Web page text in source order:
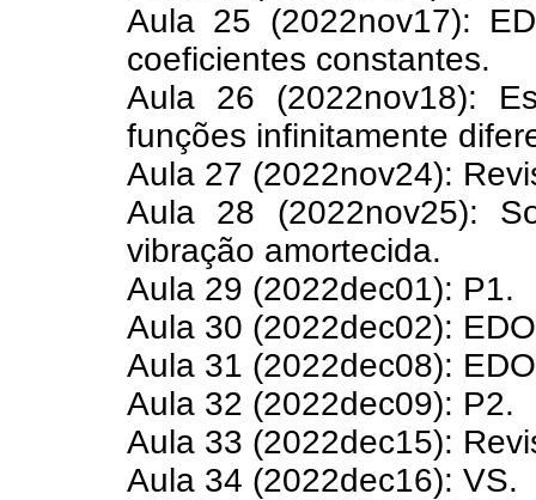
Aula 25 (2022nov17):
coeficientes constantes.
Aula 26 (2022nov18):
funções infinitamente
Aula 27 (2022nov24):
Aula 28 (2022nov25):
vibração amortecida.
Aula 29 (2022dec01): P1.
Aula 30 (2022dec02):
Aula 31 (2022dec08):
Aula 32 (2022dec09): P2.
Aula 33 (2022dec15):
Aula 34 (2022dec16): VS.